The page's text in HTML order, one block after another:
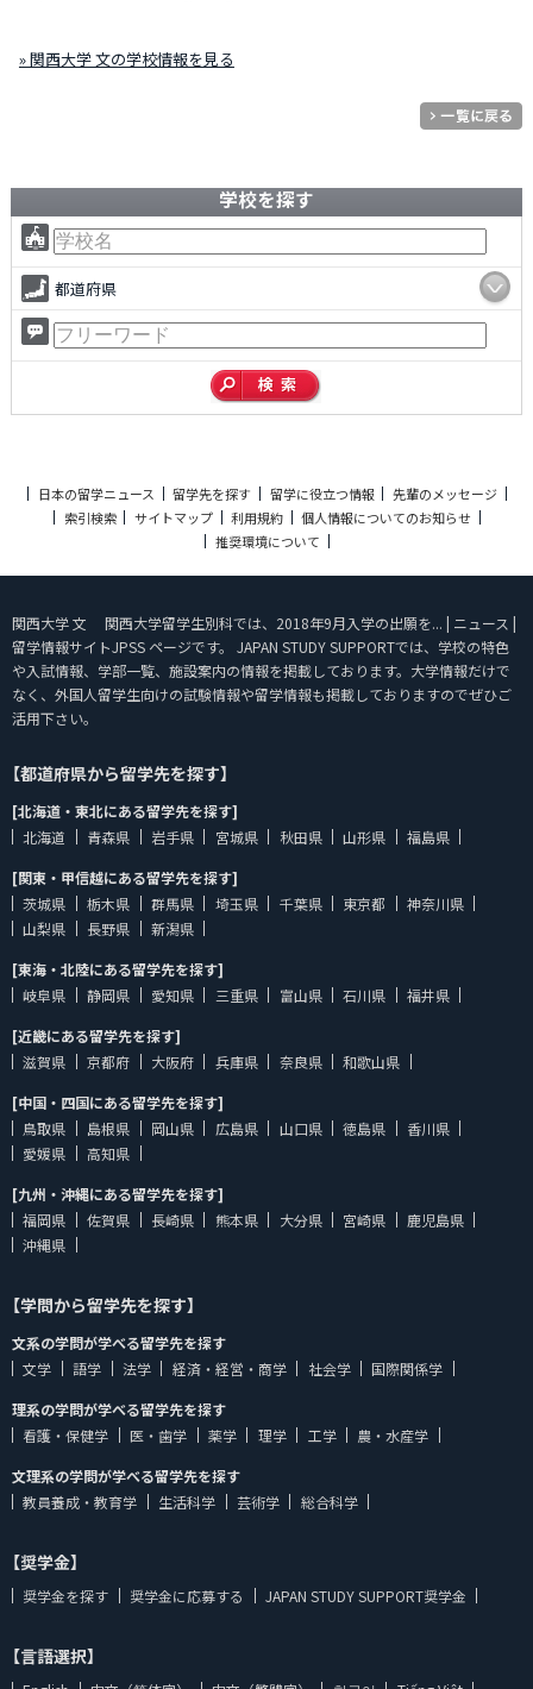
» 関西大学 文の学校情報を見る
学校を探す
都道府県
日本の留学ニュース 留学先を探す 留学に役立つ情報
先輩のメッセージ
索引検索
サイトマップ 利用規約
個人情報についてのお知らせ
推奨環境について
関西大学 文 関西大学留学生別科では、2018年9月入学の出願を... | ニュース |
留学情報サイトJPSS ページです。 JAPAN STUDY SUPPORTでは、学校の特色
や入試情報、学部一覧、施設案内の情報を掲載しております。大学情報だけで
なく、外国人留学生向けの試験情報や留学情報も掲載しておりますのでぜひご
活用下さい。
【都道府県から留学先を探す】
[北海道・東北にある留学先を探す]
北海道
青森県 岩手県 宮城県 秋田県 山形県
福島県
[関東・甲信越にある留学先を探す]
茨城県
栃木県 群馬県 埼玉県 千葉県 東京都
神奈川県
山梨県
長野県
新潟県
[東海・北陸にある留学先を探す]
岐阜県
静岡県 愛知県 三重県 富山県 石川県
福井県
[近畿にある留学先を探す]
滋賀県
京都府 大阪府 兵庫県 奈良県
和歌山県
[中国・四国にある留学先を探す]
鳥取県
島根県 岡山県 広島県 山口県 徳島県
香川県
愛媛県
高知県
[九州・沖縄にある留学先を探す]
福岡県
佐賀県 長崎県 熊本県 大分県 宮崎県
鹿児島県
沖縄県
【学問から留学先を探す】
文系の学問が学べる留学先を探す
文学
語学 法学 経済・経営・商学 社会学
国際関係学
理系の学問が学べる留学先を探す
看護・保健学
医・歯学 薬学 理学 工学
農・水産学
文理系の学問が学べる留学先を探す
教員養成・教育学
生活科学 芸術学 総合科学
【奨学金】
奨学金を探す 奨学金に応募する JAPAN STUDY SUPPORT奨学金
【言語選択】